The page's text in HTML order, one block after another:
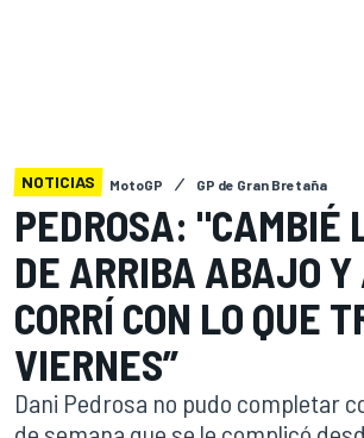
NOTICIAS MotoGP GP de Gran Bretaña
PEDROSA: "CAMBIÉ
DE ARRIBA ABAJO
CORRÍ CON LO QUE
VIERNES”
Dani Pedrosa no pudo completar